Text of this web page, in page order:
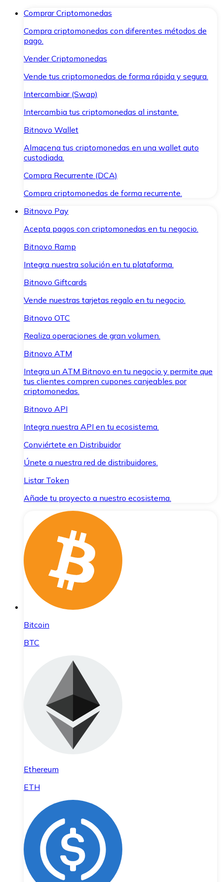
Comprar Criptomonedas
Compra criptomonedas con diferentes métodos de
pago.
Vender Criptomonedas
Vende tus criptomonedas de forma rápida y segura.
Intercambiar (Swap)
Intercambia tus criptomonedas al instante.
Bitnovo Wallet
Almacena tus criptomonedas en una wallet auto
custodiada.
Compra Recurrente (DCA)
Compra criptomonedas de forma recurrente.
Bitnovo Pay
Acepta pagos con criptomonedas en tu negocio.
Bitnovo Ramp
Integra nuestra solución en tu plataforma.
Bitnovo Giftcards
Vende nuestras tarjetas regalo en tu negocio.
Bitnovo OTC
Realiza operaciones de gran volumen.
Bitnovo ATM
Integra un ATM Bitnovo en tu negocio y permite que
tus clientes compren cupones canjeables por
criptomonedas.
Bitnovo API
Integra nuestra API en tu ecosistema.
Conviértete en Distribuidor
Únete a nuestra red de distribuidores.
Listar Token
Añade tu proyecto a nuestro ecosistema.
Bitcoin
BTC
Ethereum
ETH